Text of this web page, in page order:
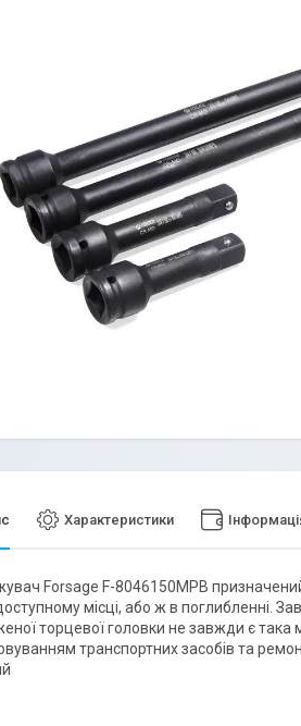
Характеристики
Forsage F-8046150MPB
місці, або ж в поглибленні.
торцевої головки не завжди є така
транспортних засобів та